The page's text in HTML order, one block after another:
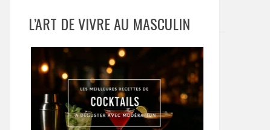
L’ART DE VIVRE AU MASCULIN